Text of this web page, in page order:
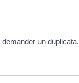
demander un duplicata.